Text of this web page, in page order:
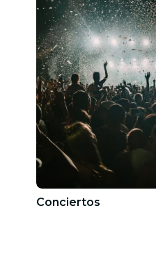
Conciertos